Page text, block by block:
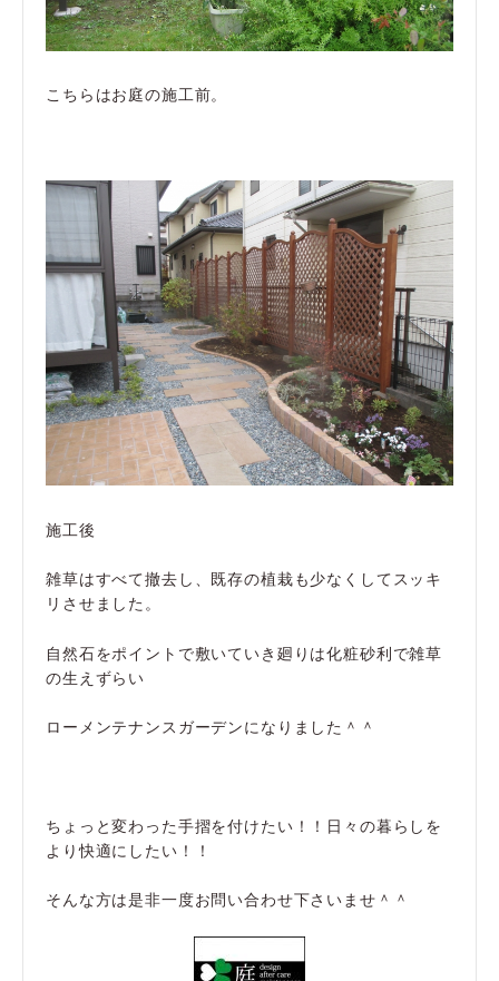
こちらはお庭の施工前。
施工後
雑草はすべて撤去し、既存の植栽も少なくしてスッキ
リさせました。
自然石をポイントで敷いていき廻りは化粧砂利で雑草
の生えずらい
ローメンテナンスガーデンになりました＾＾
ちょっと変わった手摺を付けたい！！日々の暮らしを
より快適にしたい！！
そんな方は是非一度お問い合わせ下さいませ＾＾